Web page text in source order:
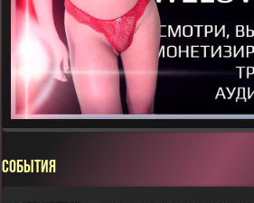
СОБЫТИЯ